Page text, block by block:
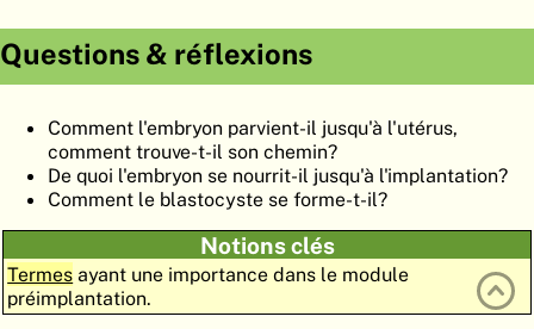
Questions & réflexions
Comment l'embryon parvient-il jusqu'à l'utérus,
comment trouve-t-il son chemin?
De quoi l'embryon se nourrit-il jusqu'à l'implantation?
Comment le blastocyste se forme-t-il?
Notions clés
Termes ayant une importance dans le module
préimplantation.